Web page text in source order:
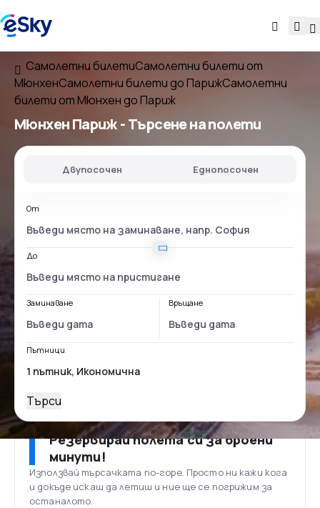
Самолетни билетиСамолетни билети от
МюнхенСамолетни билети до ПарижСамолетни
билети от Мюнхен до Париж
Мюнхен Париж- Търсене на полети
Двупосочен Еднопосочен
От
До
Заминаване Връщане
Пътници
Търси
Резервирай полета си за броени
минути!
Използвай търсачката по-горе. Просто ни кажи кога
и докъде искаш да летиш и ние ще се погрижим за
останалото.